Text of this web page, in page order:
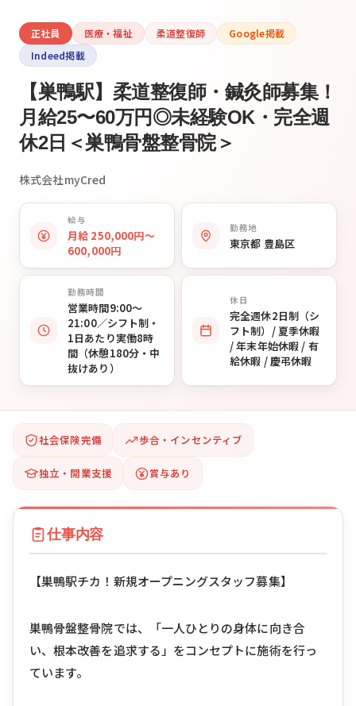
正社員 医療・福祉 柔道整復師
Google掲載
Indeed掲載
【巣鴨駅】柔道整復師・鍼灸師募集！
月給25〜60万円◎未経験OK・完全週
休2日＜巣鴨骨盤整骨院＞
株式会社myCred
給与
月給 250,000円〜
600,000円
勤務地
東京都 豊島区
勤務時間
営業時間9:00〜
21:00／シフト制・
1日あたり実働8時
間（休憩180分・中
抜けあり）
休日
完全週休2日制（シ
フト制）/ 夏季休暇
/ 年末年始休暇 / 有
給休暇 / 慶弔休暇
社会保険完備 歩合・インセンティブ
独立・開業支援 賞与あり
仕事内容
【巣鴨駅チカ！新規オープニングスタッフ募集】
巣鴨骨盤整骨院では、「一人ひとりの身体に向き合
い、根本改善を追求する」をコンセプトに施術を行っ
ています。